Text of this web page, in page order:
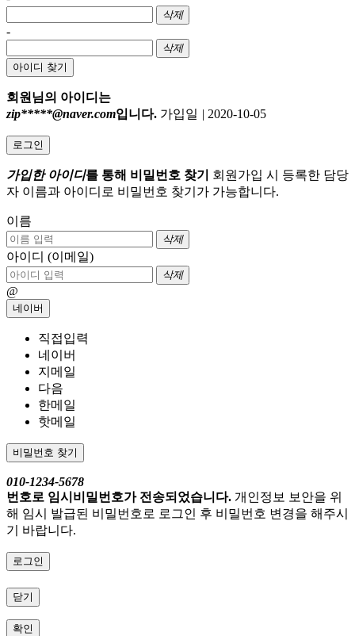
삭제
-
삭제
아이디 찾기
회원님의 아이디는
zip*****@naver.com입니다. 가입일 | 2020-10-05
로그인
가입한 아이디를 통해 비밀번호 찾기
회원가입 시 등록한 담당
자 이름과 아이디로 비밀번호 찾기가 가능합니다.
이름
삭제
아이디 (이메일)
삭제
@
네이버
직접입력
네이버
지메일
다음
한메일
핫메일
비밀번호 찾기
010-1234-5678
번호로 임시비밀번호가 전송되었습니다. 개인정보 보안을 위
해 임시 발급된 비밀번호로 로그인 후 비밀번호 변경을 해주시
기 바랍니다.
로그인
닫기
확인